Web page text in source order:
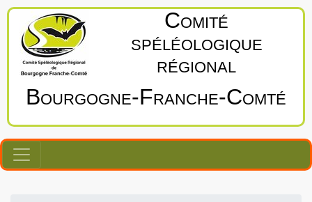
Comité
spéléologique
régional
Bourgogne‑Franche‑Comté